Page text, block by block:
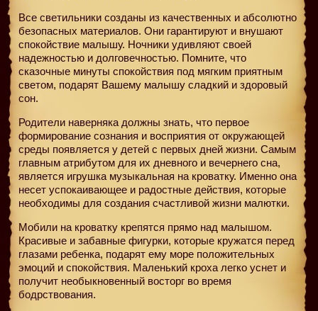
Все светильники созданы из качественных и абсолютно
безопасных материалов. Они гарантируют и внушают
спокойствие малышу. Ночники удивляют своей
надежностью и долговечностью. Помните, что
сказочные минуты спокойствия под мягким приятным
светом, подарят Вашему малышу сладкий и здоровый
сон.
Родители наверняка должны знать, что первое
формирование сознания и восприятия от окружающей
среды появляется у детей с первых дней жизни. Самым
главным атрибутом для их дневного и вечернего сна,
является игрушка музыкальная на кроватку. Именно она
несет успокаивающее и радостные действия, которые
необходимы для создания счастливой жизни малютки.
Мобили на кроватку крепятся прямо над малышом.
Красивые и забавные фигурки, которые кружатся перед
глазами ребенка, подарят ему море положительных
эмоций и спокойствия. Маленький кроха легко уснет и
получит необыкновенный восторг во время
бодрствования.